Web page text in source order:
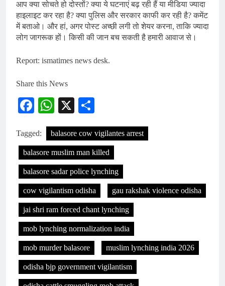
आप क्या सोचते हो दोस्तों? क्या ये घटनाएं बढ़ रही हैं या मीडिया ज्यादा
हाइलाइट कर रहा है? क्या पुलिस और सरकार काफी कर रही है? कमेंट
में बताओ। और हां, अगर पोस्ट अच्छी लगी तो शेयर करना, ताकि ज्यादा
लोग जागरूक हों। किसी की जान बच सकती है हमारी आवाज से।
Report: ismatimes news desk.
Share this News
Facebook
WhatsApp
X
Tagged: balasore cow vigilantes arrest
balasore muslim man killed
balasore sadar police lynching
cow vigilantism odisha gau rakshak violence odisha
jai shri ram forced chant lynching
mob lynching normalization india
mob murder balasore muslim lynching india 2026
odisha bjp government vigilantism